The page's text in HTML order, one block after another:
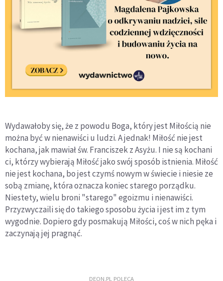
Wydawałoby się, że z powodu Boga, który jest Miłością nie
można być w nienawiści u ludzi. A jednak! Miłość nie jest
kochana, jak mawiał św. Franciszek z Asyżu. I nie są kochani
ci, którzy wybierają Miłość jako swój sposób istnienia. Miłość
nie jest kochana, bo jest czymś nowym w świecie i niesie ze
sobą zmianę, która oznacza koniec starego porządku.
Niestety, wielu broni "starego" egoizmu i nienawiści.
Przyzwyczaili się do takiego sposobu życia i jest im z tym
wygodnie. Dopiero gdy posmakują Miłości, coś w nich pęka i
zaczynają jej pragnąć.
DEON.PL POLECA